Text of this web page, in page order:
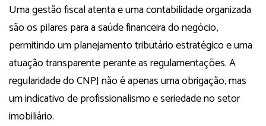
Uma gestão fiscal atenta e uma contabilidade organizada
são os pilares para a saúde financeira do negócio,
permitindo um planejamento tributário estratégico e uma
atuação transparente perante as regulamentações. A
regularidade do CNPJ não é apenas uma obrigação, mas
um indicativo de profissionalismo e seriedade no setor
imobiliário.